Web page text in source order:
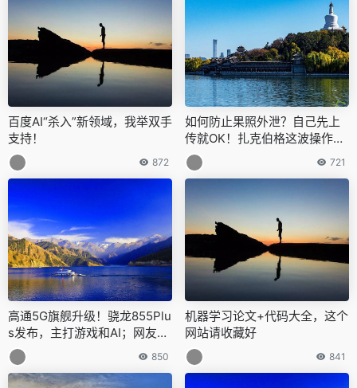
百度AI“杀入”新领域，我举双手
支持！
872
如何防止果照外泄？自己先上
传就OK！扎克伯格这波操作给
网友整不会了
721
高通5G旗舰升级！骁龙855Plu
s发布，主打游戏和AI；网友：
牙膏厂
850
机器学习论文+代码大全，这个
网站请收藏好
841